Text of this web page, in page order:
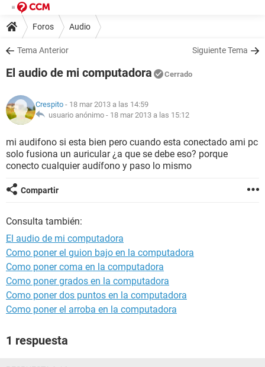
Foros Audio
Tema Anterior Siguiente Tema
El audio de mi computadora Cerrado
Crespito - 18 mar 2013 a las 14:59
usuario anónimo - 18 mar 2013 a las 15:12
mi audifono si esta bien pero cuando esta conectado ami pc
solo fusiona un auricular ¿a que se debe eso? porque
conecto cualquier audífono y paso lo mismo
Compartir
Consulta también:
El audio de mi computadora
Como poner el guion bajo en la computadora
Como poner coma en la computadora
Como poner grados en la computadora
Como poner dos puntos en la computadora
Como poner el arroba en la computadora
1 respuesta